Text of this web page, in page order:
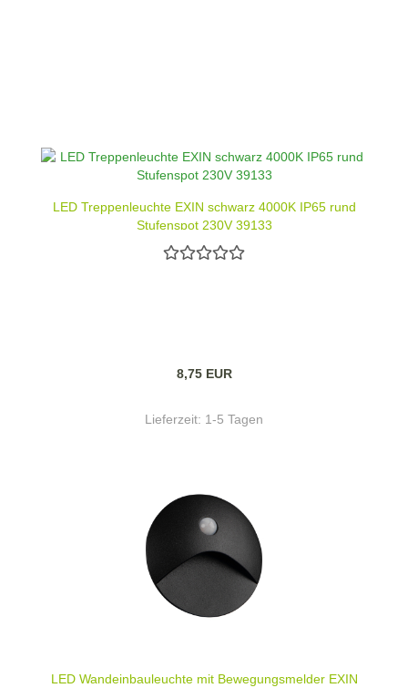
LED Treppenleuchte EXIN schwarz 4000K IP65 rund
Stufenspot 230V 39133
8,75 EUR
Lieferzeit: 1-5 Tagen
LED Wandeinbauleuchte mit Bewegungsmelder EXIN